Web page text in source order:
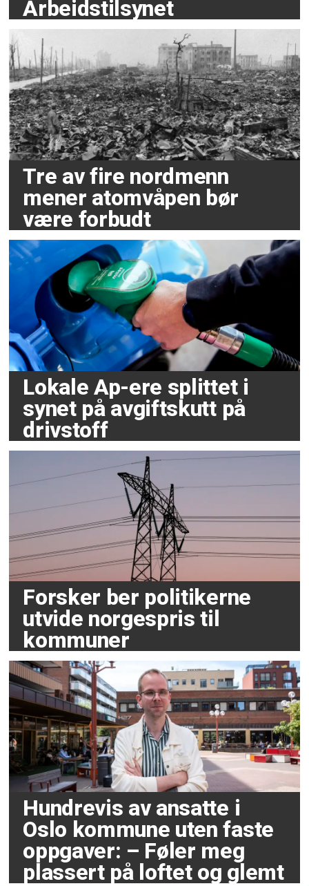
Arbeidstilsynet
Tre av fire nordmenn
mener atomvåpen bør
være forbudt
Lokale Ap-ere splittet i
synet på avgiftskutt på
drivstoff
Forsker ber politikerne
utvide norgespris til
kommuner
Hundrevis av ansatte i
Oslo kommune uten faste
oppgaver: – Føler meg
plassert på loftet og glemt